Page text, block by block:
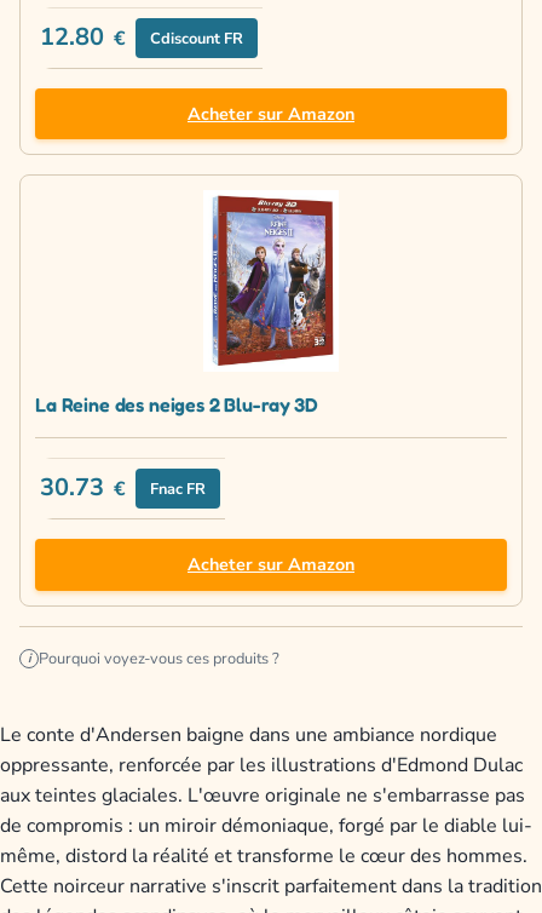
12.80 € Cdiscount FR
Acheter sur Amazon
La Reine des neiges 2 Blu-ray 3D
30.73 € Fnac FR
Acheter sur Amazon
i Pourquoi voyez-vous ces produits ?
Le conte d'Andersen baigne dans une ambiance nordique
oppressante, renforcée par les illustrations d'Edmond Dulac
aux teintes glaciales. L'œuvre originale ne s'embarrasse pas
de compromis : un miroir démoniaque, forgé par le diable lui-
même, distord la réalité et transforme le cœur des hommes.
Cette noirceur narrative s'inscrit parfaitement dans la tradition